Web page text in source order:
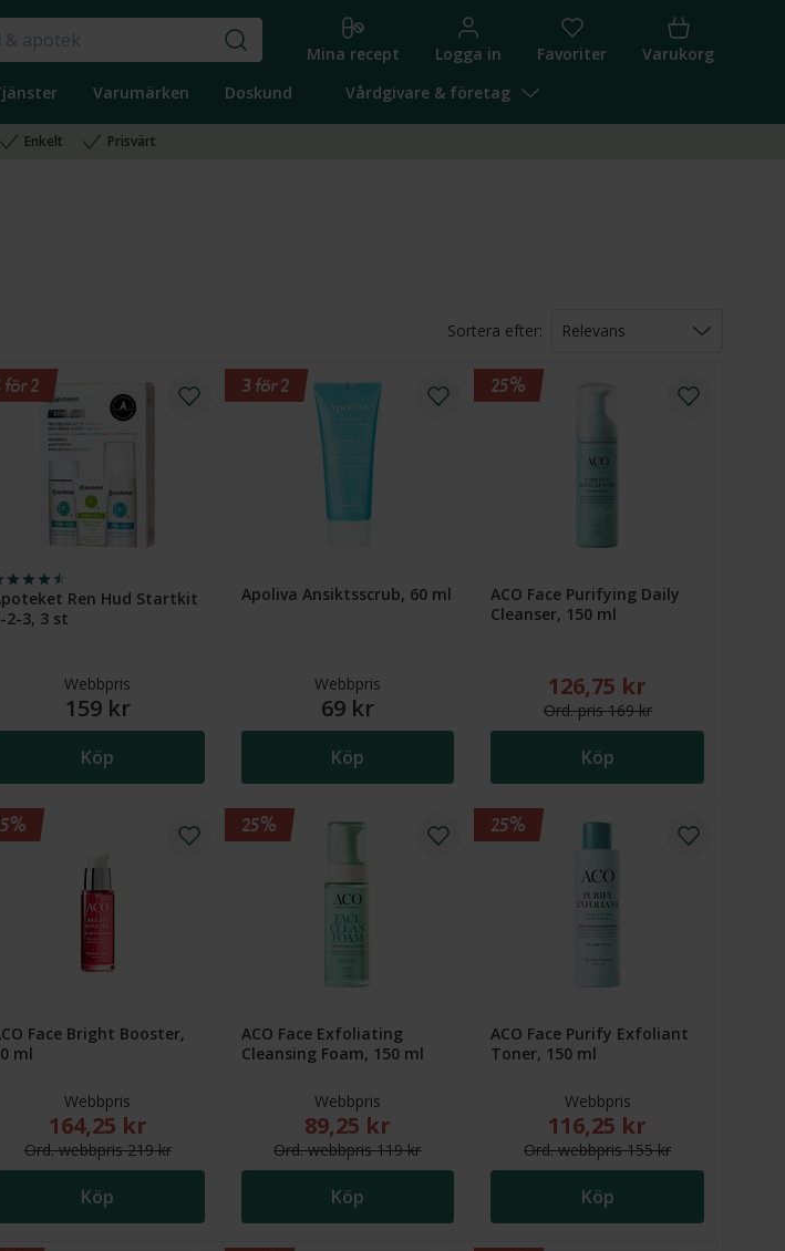
Mina recept Logga in Favoriter
Varukorg
Varumärken Doskund Vårdgivare & företag
Enkelt Prisvärt
Sortera efter:
Relevans
Pris (högst först)
Namn (A-Ö)
Namn (Ö-A)
Högsta rabatt
Nyheter
kr. Ordinarie webbpris (överstruket): 75 kr
Ren Hud Startkit
2-3, 3 st
Webbpris
159 kr
Köp
för 2
Apoliva Ansiktsscrub, 60 ml
Webbpris
69 kr
Köp
3 för 2
ACO Face Purifying Daily
Cleanser, 150 ml
Nytt reducerat pris:
126,75 kr
Ord.pris169 kr
Köp
25%
kr. Ordinarie webbpris (överstruket): 219 kr
Face Bright Booster,
ml
Webbpris
Nytt reducerat pris: 164,25 kr. Ordinarie webbpris (överstruket): 219 kr
164,25 kr
Ord.webbpris219 kr
Köp
ACO Face Exfoliating
Cleansing Foam, 150 ml
Webbpris
Nytt reducerat pris: 89,25 kr. Ordinarie webbpris
89,25 kr
Ord.webbpris119 kr
Köp
25%
ACO Face Purify Exfoliant
Toner, 150 ml
Webbpris
Nytt reducerat pris:
116,25 kr
Ord.webbpris155 kr
Köp
25%